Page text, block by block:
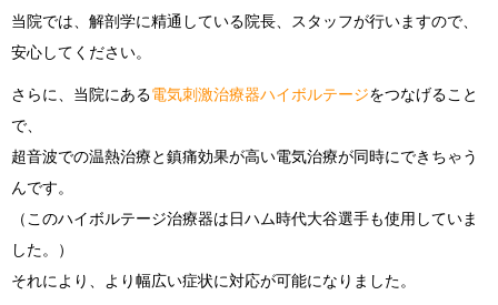
当院では、解剖学に精通している院長、スタッフが行いますので、
安心してください。
さらに、当院にある電気刺激治療器ハイボルテージをつなげること
で、
超音波での温熱治療と鎮痛効果が高い電気治療が同時にできちゃう
んです。
（このハイボルテージ治療器は日ハム時代大谷選手も使用していま
した。）
それにより、より幅広い症状に対応が可能になりました。